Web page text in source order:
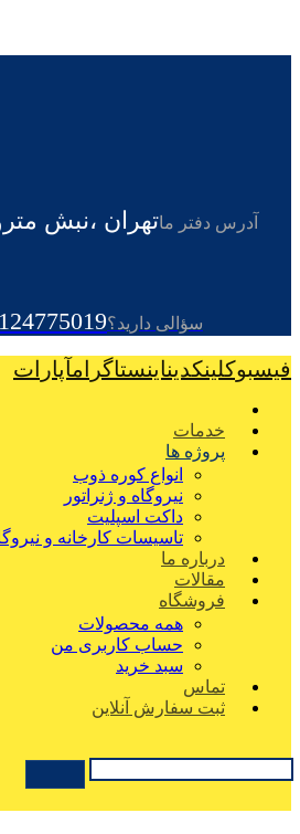
آدرس دفتر ماتهران ،نبش
سؤالی دارید؟
فیسبوکلینکدیناینستاگرامآپارات
خدمات
پروژه ها
انواع کوره ذوب
نیروگاه و ژنراتور
داکت اسپلیت
تاسیسات کارخانه و
درباره ما
مقالات
فروشگاه
همه محصولات
حساب کاربری من
سبد خرید
تماس
ثبت سفارش آنلاین